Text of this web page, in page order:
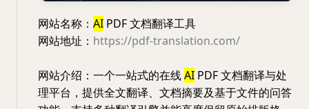
网站名称： AI PDF 文档翻译工具
网站地址： https://pdf-translation.com/
网站介绍：一个一站式的在线AI PDF 文档翻译与处
理平台，提供全文翻译、文档摘要及基于文件的问答